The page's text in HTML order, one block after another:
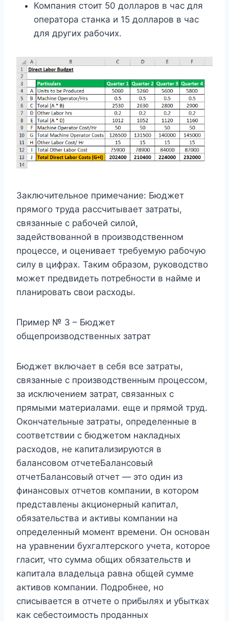
Компания стоит 50 долларов в час для
оператора станка и 15 долларов в час
для других рабочих.
Заключительное примечание: Бюджет
прямого труда рассчитывает затраты,
связанные с рабочей силой,
задействованной в производственном
процессе, и оценивает требуемую рабочую
силу в цифрах. Таким образом, руководство
может предвидеть потребности в найме и
планировать свои расходы.
Пример № 3 – Бюджет
общепроизводственных затрат
Бюджет включает в себя все затраты,
связанные с производственным процессом,
за исключением затрат, связанных с
прямыми материалами. еще и прямой труд.
Окончательные затраты, определенные в
соответствии с бюджетом накладных
расходов, не капитализируются в
балансовом отчетеБалансовый
отчетБалансовый отчет — это один из
финансовых отчетов компании, в котором
представлены акционерный капитал,
обязательства и активы компании на
определенный момент времени. Он основан
на уравнении бухгалтерского учета, которое
гласит, что сумма общих обязательств и
капитала владельца равна общей сумме
активов компании. Подробнее, но
списывается в отчете о прибылях и убытках
как себестоимость проданных